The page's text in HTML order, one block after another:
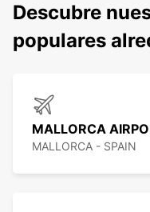
Descubre
populares
MALLORCA
MALLORCA - SPAIN